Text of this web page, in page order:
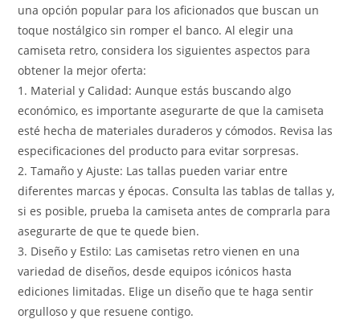
una opción popular para los aficionados que buscan un
toque nostálgico sin romper el banco. Al elegir una
camiseta retro, considera los siguientes aspectos para
obtener la mejor oferta:
1. Material y Calidad: Aunque estás buscando algo
económico, es importante asegurarte de que la camiseta
esté hecha de materiales duraderos y cómodos. Revisa las
especificaciones del producto para evitar sorpresas.
2. Tamaño y Ajuste: Las tallas pueden variar entre
diferentes marcas y épocas. Consulta las tablas de tallas y,
si es posible, prueba la camiseta antes de comprarla para
asegurarte de que te quede bien.
3. Diseño y Estilo: Las camisetas retro vienen en una
variedad de diseños, desde equipos icónicos hasta
ediciones limitadas. Elige un diseño que te haga sentir
orgulloso y que resuene contigo.